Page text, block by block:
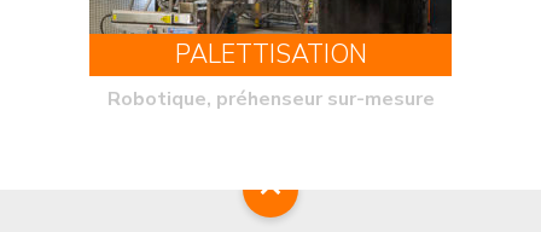
PALETTISATION
Robotique, préhenseur sur-mesure